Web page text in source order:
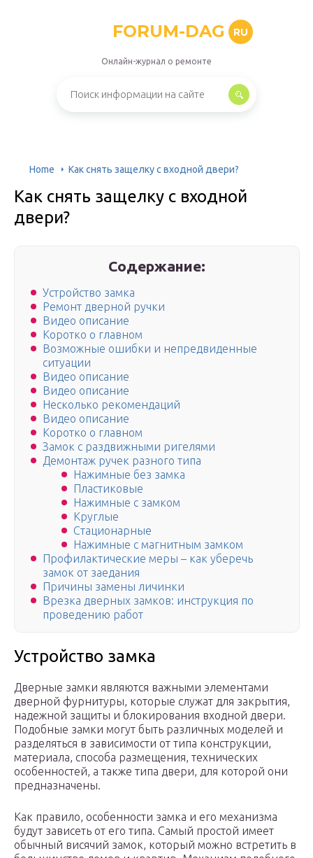
FORUM-DAG RU
Онлайн-журнал о ремонте
Home Как снять защелку с входной двери?
Как снять защелку с входной
двери?
Содержание:
Устройство замка
Ремонт дверной ручки
Видео описание
Коротко о главном
Возможные ошибки и непредвиденные
ситуации
Видео описание
Видео описание
Несколько рекомендаций
Видео описание
Коротко о главном
Замок с раздвижными ригелями
Демонтаж ручек разного типа
Нажимные без замка
Пластиковые
Нажимные с замком
Круглые
Стационарные
Нажимные с магнитным замком
Профилактические меры – как уберечь
замок от заедания
Причины замены личинки
Врезка дверных замков: инструкция по
проведению работ
Устройство замка
Дверные замки являются важными элементами
дверной фурнитуры, которые служат для закрытия,
надежной защиты и блокирования входной двери.
Подобные замки могут быть различных моделей и
разделяться в зависимости от типа конструкции,
материала, способа размещения, технических
особенностей, а также типа двери, для которой они
предназначены.
Как правило, особенности замка и его механизма
будут зависеть от его типа. Самый простой имеет
обычный висячий замок, который можно встретить в